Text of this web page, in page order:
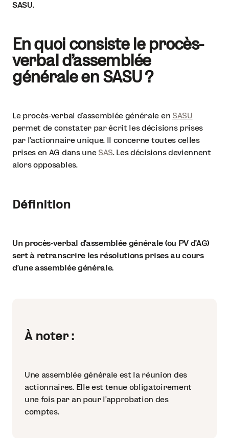
SASU.
En quoi consiste le procès-
verbal d’assemblée
générale en SASU ?
Le procès-verbal d’assemblée générale en SASU
permet de constater par écrit les décisions prises
par l’actionnaire unique. Il concerne toutes celles
prises en AG dans une SAS. Les décisions deviennent
alors opposables.
Définition
Un procès-verbal d’assemblée générale (ou PV d’AG)
sert à retranscrire les résolutions prises au cours
d’une assemblée générale.
À noter :
Une assemblée générale est la réunion des
actionnaires. Elle est tenue obligatoirement
une fois par an pour l’approbation des
comptes.